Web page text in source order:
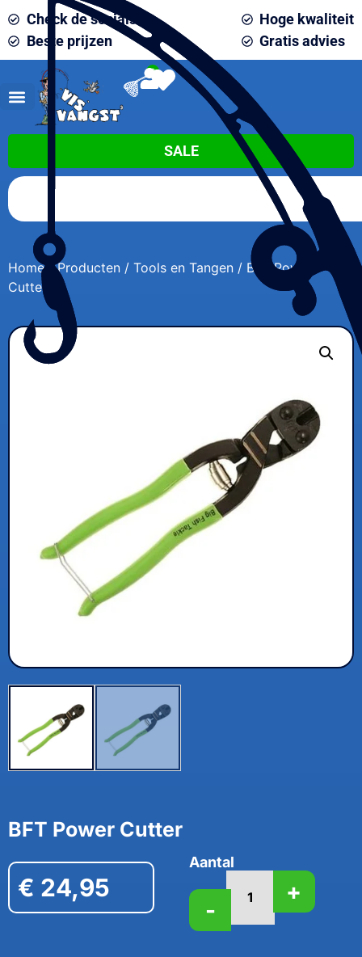
Check de socials
Beste prijzen
Hoge kwaliteit
Gratis advies
0
SALE
Home/Producten / Tools en Tangen / BFT Power
Cutter
BFT Power Cutter
€ 24,95
Aantal
-
+